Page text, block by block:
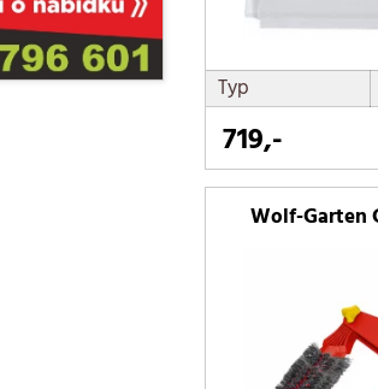
Typ
719,-
Wolf-Garten